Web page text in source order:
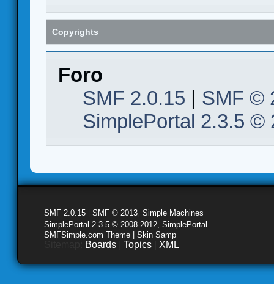
Copyrights
Foro
SMF 2.0.15 | SMF ©
SimplePortal 2.3.5 ©
SMF 2.0.15 SMF © 2013 Simple Machines
SimplePortal 2.3.5 © 2008-2012, SimplePortal
SMFSimple.com Theme | Skin Samp
Boards Topics XML